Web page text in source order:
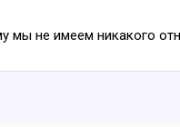
мы не имеем никакого